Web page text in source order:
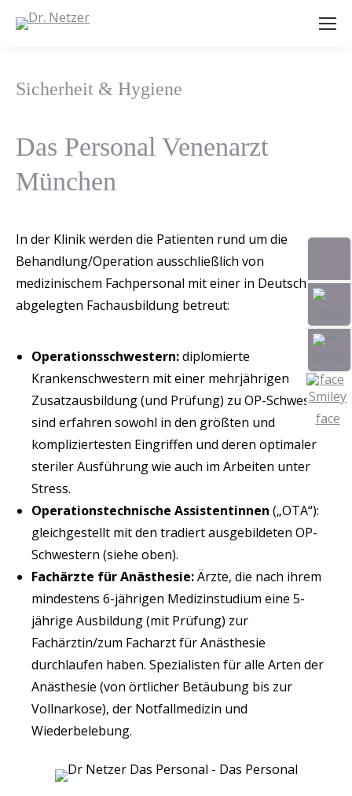
Sicherheit & Hygiene
Das Personal Venenarzt
München
In der Klinik werden die Patienten rund um die
Behandlung/Operation ausschließlich von
medizinischem Fachpersonal mit einer in Deutschland
abgelegten Fachausbildung betreut:
Operationsschwestern:diplomierte
Krankenschwestern mit einer mehrjährigen
Zusatzausbildung (und Prüfung) zu OP-Schwestern
sind erfahren sowohl in den größten und
kompliziertesten Eingriffen und deren optimaler
steriler Ausführung wie auch im Arbeiten unter
Stress.
Operationstechnische Assistentinnen („OTA“):
gleichgestellt mit den tradiert ausgebildeten OP-
Schwestern (siehe oben).
Fachärzte für Anästhesie:Ärzte, die nach ihrem
mindestens 6-jährigen Medizinstudium eine 5-
jährige Ausbildung (mit Prüfung) zur
Fachärztin/zum Facharzt für Anästhesie
durchlaufen haben. Spezialisten für alle Arten der
Anästhesie (von örtlicher Betäubung bis zur
Vollnarkose), der Notfallmedizin und
Wiederbelebung.